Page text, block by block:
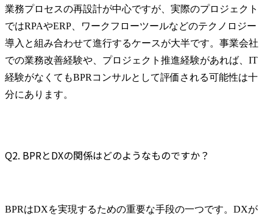
マネジャーの代わりを担
える存在として活躍頂き
ます。
・マネジャー以上からの
一定程度のガイドがある
状況において、プロジェ
ロジェクト遂行時におい
されます。
(変更の範囲) 当社の指定
業務プロセスの再設計が中心ですが、実際のプロジェクト
ではRPAやERP、ワークフローツールなどのテクノロジー
導入と組み合わせて進行するケースが大半です。事業会社
での業務改善経験や、プロジェクト推進経験があれば、IT
経験がなくてもBPRコンサルとして評価される可能性は十
分にあります。
Q2. BPRとDXの関係はどのようなものですか？
BPRはDXを実現するための重要な手段の一つです。DXが